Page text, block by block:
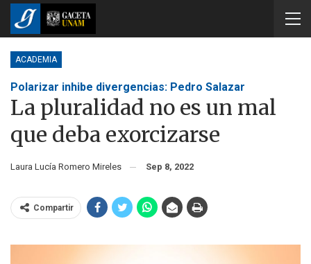
ACADEMIA
Polarizar inhibe divergencias: Pedro Salazar
La pluralidad no es un mal
que deba exorcizarse
Laura Lucía Romero Mireles Sep 8, 2022
Compartir